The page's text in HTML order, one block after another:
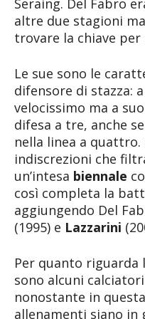
altre due stagioni
trovare la chiave per
Le sue sono le
difensore di stazza:
velocissimo ma a
difesa a tre, anche
nella linea a
indiscrezioni che
un’intesa biennale
così completa la
aggiungendo Del
(1995) e Lazzarini
Per quanto riguarda
sono alcuni
nonostante in
allenamenti siano in